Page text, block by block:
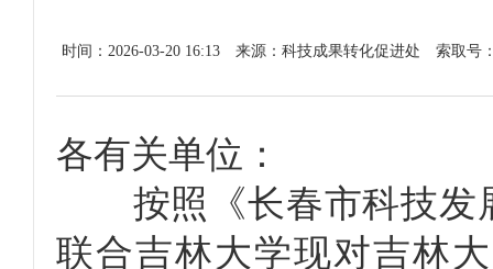
时间：2026-03-20 16:13 来源：科技成果转化促进处 索取号
各有关单位：
按照《长春市科技发
联合吉林大学现对吉林